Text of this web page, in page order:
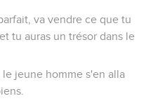
va vendre ce que tu
tu auras un trésor dans le
jeune homme s'en alla